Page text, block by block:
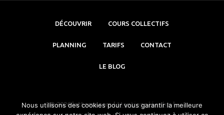
DÉCOUVRIR COURS COLLECTIFS
PLANNING TARIFS CONTACT
LE BLOG
© 2026 lattoms.com |Mentions légales|
Nous utilisons des cookies pour vous garantir la meilleure